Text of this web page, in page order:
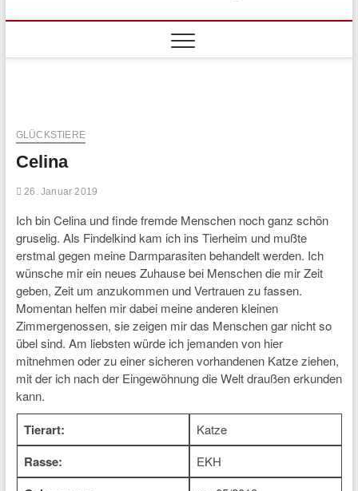
GLÜCKSTIERE
Celina
26. Januar 2019
Ich bin Celina und finde fremde Menschen noch ganz schön
gruselig. Als Findelkind kam ich ins Tierheim und mußte
erstmal gegen meine Darmparasiten behandelt werden. Ich
wünsche mir ein neues Zuhause bei Menschen die mir Zeit
geben, Zeit um anzukommen und Vertrauen zu fassen.
Momentan helfen mir dabei meine anderen kleinen
Zimmergenossen, sie zeigen mir das Menschen gar nicht so
übel sind. Am liebsten würde ich jemanden von hier
mitnehmen oder zu einer sicheren vorhandenen Katze ziehen,
mit der ich nach der Eingewöhnung die Welt draußen erkunden
kann.
Tierart: Katze
Rasse: EKH